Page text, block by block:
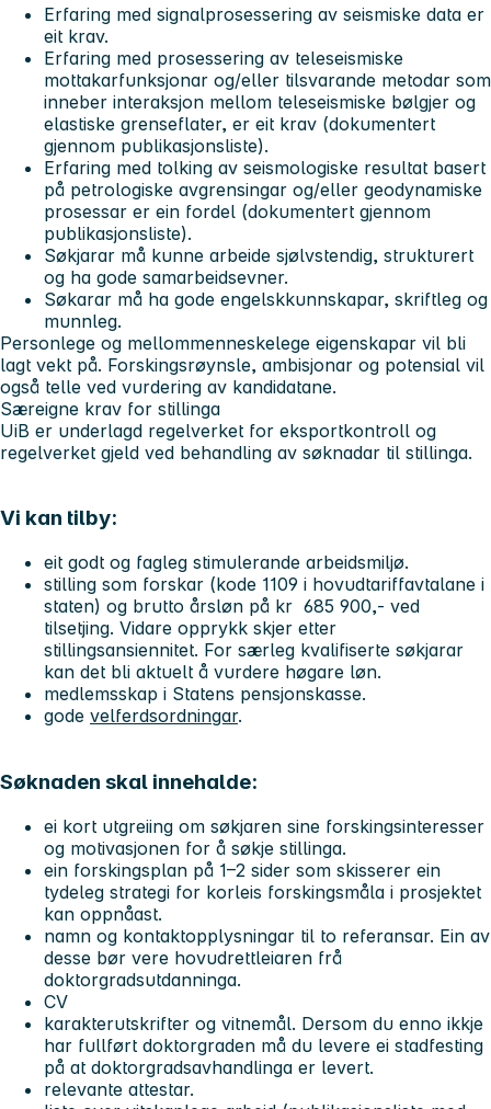
Erfaring med signalprosessering av seismiske data er
eit krav.
Erfaring med prosessering av teleseismiske
mottakarfunksjonar og/eller tilsvarande metodar som
inneber interaksjon mellom teleseismiske bølgjer og
elastiske grenseflater, er eit krav (dokumentert
gjennom publikasjonsliste).
Erfaring med tolking av seismologiske resultat basert
på petrologiske avgrensingar og/eller geodynamiske
prosessar er ein fordel (dokumentert gjennom
publikasjonsliste).
Søkjarar må kunne arbeide sjølvstendig, strukturert
og ha gode samarbeidsevner.
Søkarar må ha gode engelskkunnskapar, skriftleg og
munnleg.
Personlege og mellommenneskelege eigenskapar vil bli
lagt vekt på. Forskingsrøynsle, ambisjonar og potensial vil
også telle ved vurdering av kandidatane.
Særeigne krav for stillinga
UiB er underlagd regelverket for eksportkontroll og
regelverket gjeld ved behandling av søknadar til stillinga.
Vi kan tilby:
eit godt og fagleg stimulerande arbeidsmiljø.
stilling som forskar (kode 1109 i hovudtariffavtalane i
staten) og brutto årsløn på kr 685 900,- ved
tilsetjing. Vidare opprykk skjer etter
stillingsansiennitet. For særleg kvalifiserte søkjarar
kan det bli aktuelt å vurdere høgare løn.
medlemsskap i Statens pensjonskasse.
gode velferdsordningar.
Søknaden skal innehalde:
ei kort utgreiing om søkjaren sine forskingsinteresser
og motivasjonen for å søkje stillinga.
ein forskingsplan på 1–2 sider som skisserer ein
tydeleg strategi for korleis forskingsmåla i prosjektet
kan oppnåast.
namn og kontaktopplysningar til to referansar. Ein av
desse bør vere hovudrettleiaren frå
doktorgradsutdanninga.
CV
karakterutskrifter og vitnemål. Dersom du enno ikkje
har fullført doktorgraden må du levere ei stadfesting
på at doktorgradsavhandlinga er levert.
relevante attestar.